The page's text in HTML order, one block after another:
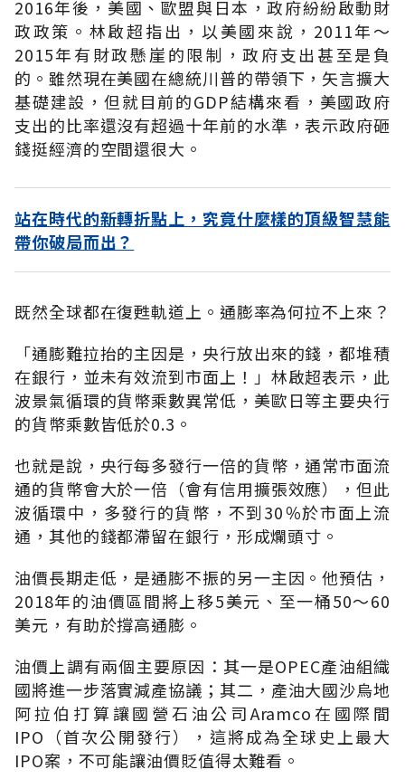
2016年後，美國、歐盟與日本，政府紛紛啟動財
政政策。林啟超指出，以美國來說，2011年～
2015年有財政懸崖的限制，政府支出甚至是負
的。雖然現在美國在總統川普的帶領下，矢言擴大
基礎建設，但就目前的GDP結構來看，美國政府
支出的比率還沒有超過十年前的水準，表示政府砸
錢挺經濟的空間還很大。
站在時代的新轉折點上，究竟什麼樣的頂級智慧能
帶你破局而出？
既然全球都在復甦軌道上。通膨率為何拉不上來？
「通膨難拉抬的主因是，央行放出來的錢，都堆積
在銀行，並未有效流到市面上！」林啟超表示，此
波景氣循環的貨幣乘數異常低，美歐日等主要央行
的貨幣乘數皆低於0.3。
也就是說，央行每多發行一倍的貨幣，通常市面流
通的貨幣會大於一倍（會有信用擴張效應），但此
波循環中，多發行的貨幣，不到30％於市面上流
通，其他的錢都滯留在銀行，形成爛頭寸。
油價長期走低，是通膨不振的另一主因。他預估，
2018年的油價區間將上移5美元、至一桶50～60
美元，有助於撐高通膨。
油價上調有兩個主要原因：其一是OPEC產油組織
國將進一步落實減產協議；其二，產油大國沙烏地
阿拉伯打算讓國營石油公司Aramco在國際間
IPO（首次公開發行），這將成為全球史上最大
IPO案，不可能讓油價貶值得太難看。